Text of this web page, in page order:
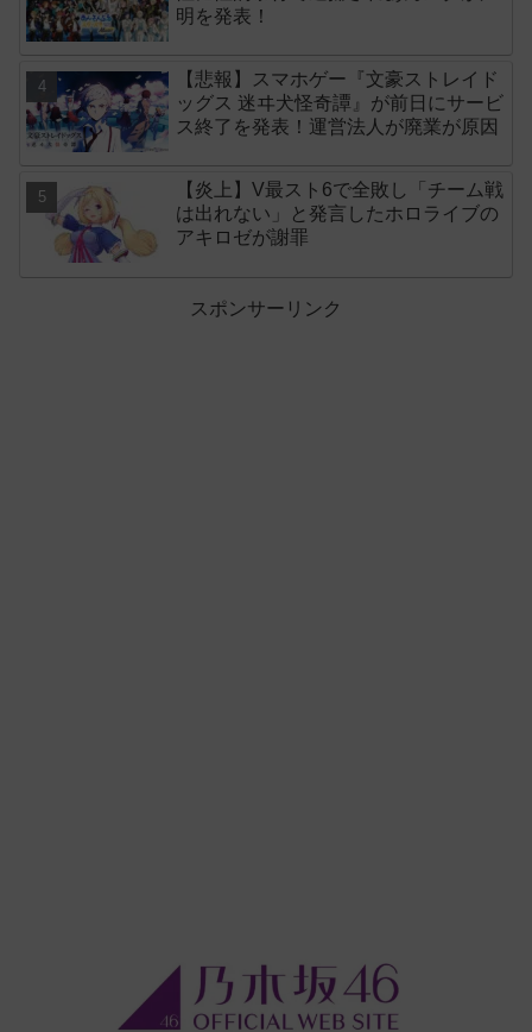
明を発表！
【悲報】スマホゲー『文豪ストレイド
ッグス 迷ヰ犬怪奇譚』が前日にサービ
ス終了を発表！運営法人が廃業が原因
【炎上】V最スト6で全敗し「チーム戦
は出れない」と発言したホロライブの
アキロゼが謝罪
スポンサーリンク